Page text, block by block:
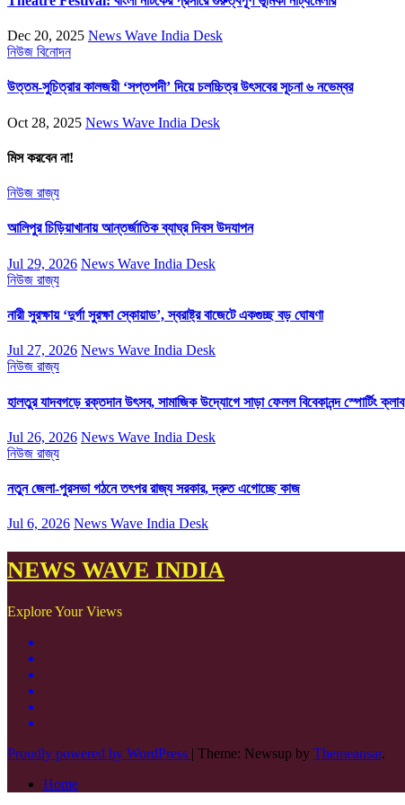
Dec 20, 2025 News Wave India Desk
নিউজ বিনোদন
উত্তম-সুচিত্রার কালজয়ী ‘সপ্তপদী’ দিয়ে চলচ্চিত্র উৎসবের সূচনা ৬ নভেম্বর
Oct 28, 2025 News Wave India Desk
মিস করবেন না!
নিউজ রাজ্য
আলিপুর চিড়িয়াখানায় আন্তর্জাতিক ব্যাঘ্র দিবস উদযাপন
Jul 29, 2026 News Wave India Desk
নিউজ রাজ্য
নারী সুরক্ষায় ‘দুর্গা সুরক্ষা স্কোয়াড’, স্বরাষ্ট্র বাজেটে একগুচ্ছ বড় ঘোষণা
Jul 27, 2026 News Wave India Desk
নিউজ রাজ্য
হালতুর যাদবগড়ে রক্তদান উৎসব, সামাজিক উদ্যোগে সাড়া ফেলল বিবেকানন্দ স্পোর্টিং ক্লাব
Jul 26, 2026 News Wave India Desk
নিউজ রাজ্য
নতুন জেলা-পুরসভা গঠনে তৎপর রাজ্য সরকার, দ্রুত এগোচ্ছে কাজ
Jul 6, 2026 News Wave India Desk
NEWS WAVE INDIA
Explore Your Views
Proudly powered by WordPress | Theme: Newsup by Themeansar.
Home